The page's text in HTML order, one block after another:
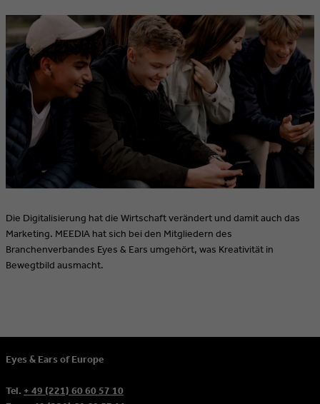
Die Digitalisierung hat die Wirtschaft verändert und damit auch das
Marketing. MEEDIA hat sich bei den Mitgliedern des
Branchenverbandes Eyes & Ears umgehört, was Kreativität in
Bewegtbild ausmacht.
Eyes & Ears of Europe
Tel. + 49 (221) 60 60 57 10